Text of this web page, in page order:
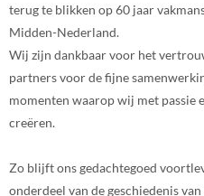
terug te blikken op 60 jaar
Midden-Nederland.
Wij zijn dankbaar voor het
partners voor de fijne
momenten waarop wij met
creëren.
Zo blijft ons gedachtegoed
onderdeel van de geschiedenis